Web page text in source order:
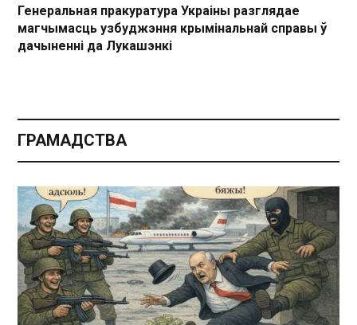
Генеральная пракуратура Украіны разглядае
магчымасць узбуджэння крымінальнай справы ў
дачыненні да Лукашэнкі
ГРАМАДСТВА